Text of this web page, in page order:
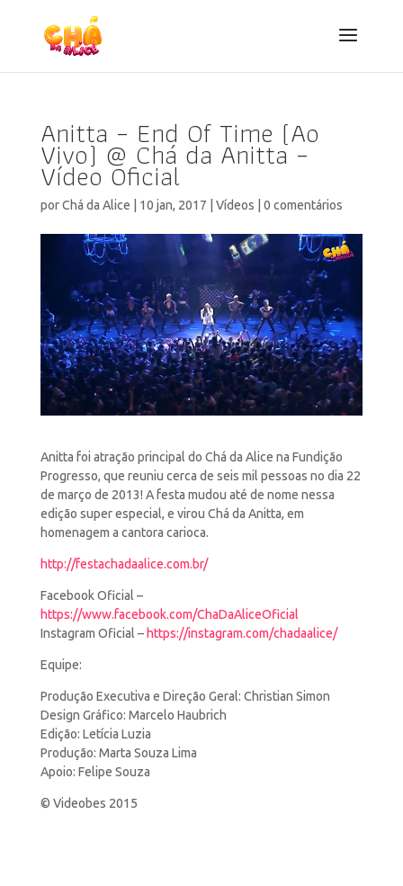
Anitta – End Of Time (Ao
Vivo) @ Chá da Anitta –
Vídeo Oficial
porChá da Alice 10 jan, 2017 Vídeos 0 comentários
Anitta foi atração principal do Chá da Alice na Fundição
Progresso, que reuniu cerca de seis mil pessoas no dia 22
de março de 2013! A festa mudou até de nome nessa
edição super especial, e virou Chá da Anitta, em
homenagem a cantora carioca.
http://festachadaalice.com.br/
Facebook Oficial –
https://www.facebook.com/ChaDaAliceOficial
Instagram Oficial – https://instagram.com/chadaalice/
Equipe:
Produção Executiva e Direção Geral: Christian Simon
Design Gráfico: Marcelo Haubrich
Edição: Letícia Luzia
Produção: Marta Souza Lima
Apoio: Felipe Souza
© Videobes 2015